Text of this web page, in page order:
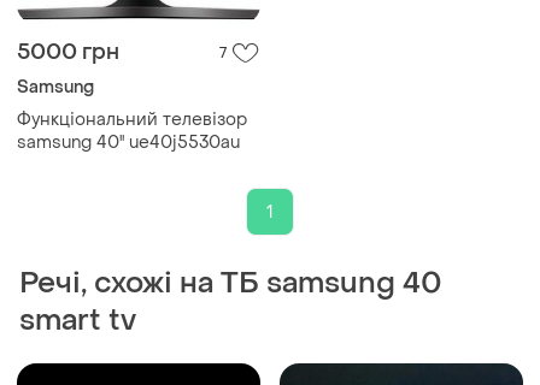
5000 грн 7
Samsung
Функціональний телевізор
samsung 40'' ue40j5530au
1
Речі, схожі на ТБ samsung 40
smart tv